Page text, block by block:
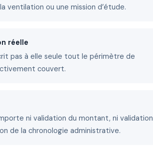
ventilation ou une mission d’étude.
réelle
pas à elle seule tout le périmètre de
couvert.
ni validation du montant, ni validation
de la chronologie administrative.